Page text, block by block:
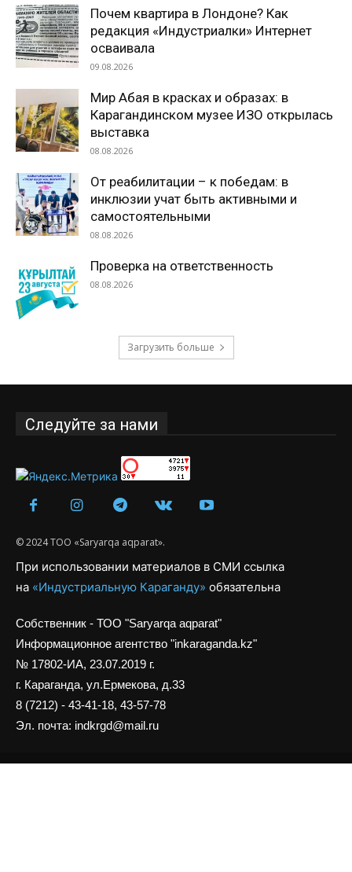
Почем квартира в Лондоне? Как
редакция «Индустриалки» Интернет
осваивала
09.08.2026
Мир Абая в красках и образах: в
Карагандинском музее ИЗО открылась
выставка
08.08.2026
От реабилитации – к победам: в
инклюзии учат быть активными и
самостоятельными
08.08.2026
Проверка на ответственность
08.08.2026
Загрузить больше
Следуйте за нами
© 2024 ТОО «Saryarqa aqparat».
При использовании материалов в СМИ ссылка
на «Индустриальную Караганду» обязательна
Собственник - ТОО "Saryarqa aqparat"
Информационное агентство "inkaraganda.kz"
№ 17802-ИА, 23.07.2019 г.
г. Караганда, ул.Ермекова, д.33
8 (7212) - 43-41-18, 43-57-78
Эл. почта: indkrgd@mail.ru